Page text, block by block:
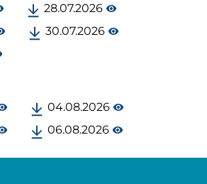
28.07.2026
30.07.2026
04.08.2026
06.08.2026